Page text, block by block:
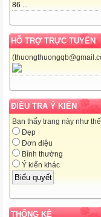
86 ...
HỖ TRỢ TRỰC TUYẾN
ĐIỀU TRA Ý KIẾN
Bạn thấy trang này như
Đẹp
Đơn điệu
Bình thường
Ý kiến khác
THỐNG KÊ